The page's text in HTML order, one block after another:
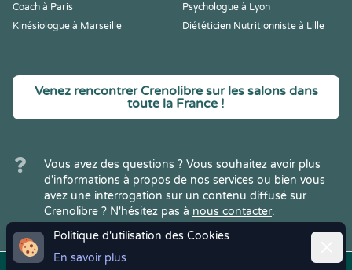
Politique d'utilisation des Cookies
En savoir plus
Coach à Paris
Psychologue à Lyon
Kinésiologue à Marseille
Diététicien Nutritionniste à Lille
Venez rencontrer Crenolibre sur les salons dans
toute la France !
Vous avez des questions ? Vous souhaitez avoir plus
d'informations à propos de nos services ou bien vous
avez une interrogation sur un contenu diffusé sur
Crenolibre ? N'hésitez pas à nous contacter.